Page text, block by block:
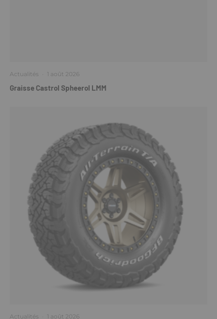
Actualités · 1 août 2026
Graisse Castrol Spheerol LMM
Actualités · 1 août 2026